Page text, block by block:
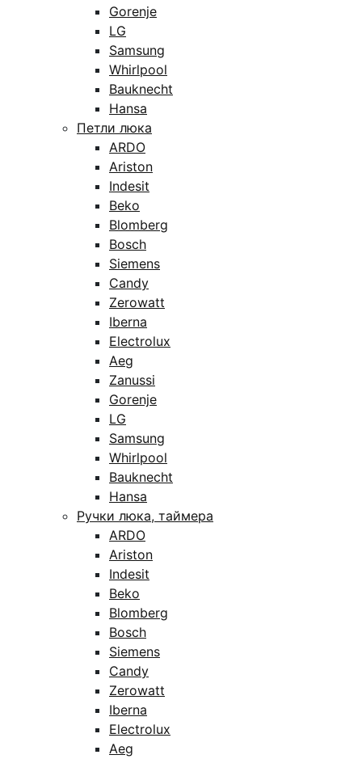
Gorenje
LG
Samsung
Whirlpool
Bauknecht
Hansa
Петли люка
ARDO
Ariston
Indesit
Beko
Blomberg
Bosch
Siemens
Candy
Zerowatt
Iberna
Electrolux
Aeg
Zanussi
Gorenje
LG
Samsung
Whirlpool
Bauknecht
Hansa
Ручки люка, таймера
ARDO
Ariston
Indesit
Beko
Blomberg
Bosch
Siemens
Candy
Zerowatt
Iberna
Electrolux
Aeg